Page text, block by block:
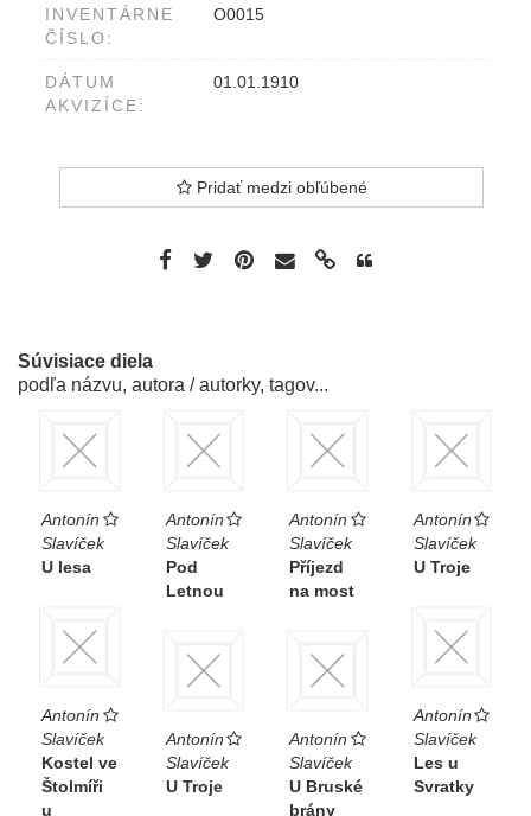
INVENTÁRNE
ČÍSLO:
O0015
DÁTUM
AKVIZÍCE:
01.01.1910
Pridať medzi obľúbené
Súvisiace diela
podľa názvu, autora / autorky, tagov...
Antonín
Slavíček
U lesa
Antonín
Slavíček
Pod
Letnou
Antonín
Slavíček
Příjezd
na most
Antonín
Slavíček
U Troje
Antonín
Slavíček
Kostel ve
Štolmíři
u
Antonín
Slavíček
Les u
Svratky
Antonín
Slavíček
U Troje
Antonín
Slavíček
U Bruské
brány